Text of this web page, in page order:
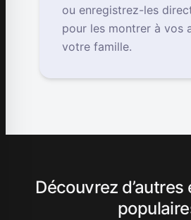
ou enregistrez-les
pour les montrer à vos
votre famille.
Découvrez